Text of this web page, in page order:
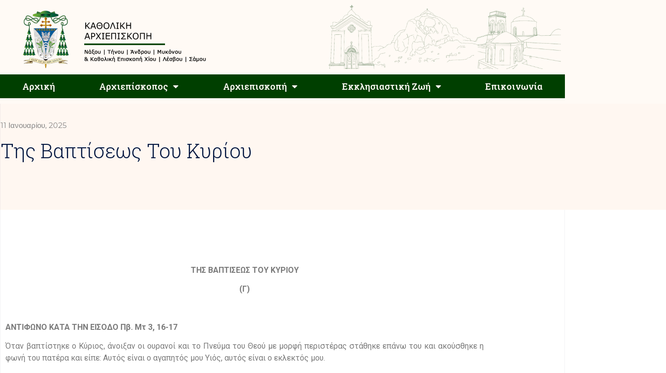
Αρχική Αρχιεπίσκοπος Αρχιεπισκοπή Εκκλησιαστική Ζωή Επικοινωνία
Αρχιεπισκοπή Εκκλησιαστική Ζωή Επικοινωνία
11 Ιανουαρίου, 2025
Της Βαπτίσεως Του Κυρίου
ΤΗΣ ΒΑΠΤΙΣΕΩΣ ΤΟΥ ΚΥΡΙΟΥ
(Γ)
ΑΝΤΙΦΩΝΟ ΚΑΤΑ ΤΗΝ ΕΙΣΟΔΟ Πβ. Μτ 3, 16-17
Όταν βαπτίστηκε ο Κύριος, άνοιξαν οι ουρανοί και το Πνεύμα του Θεού με μορφή περιστέρας στάθηκε επάνω του και ακούσθηκε η
φωνή του πατέρα και είπε: Αυτός είναι ο αγαπητός μου Υιός, αυτός είναι ο εκλεκτός μου.